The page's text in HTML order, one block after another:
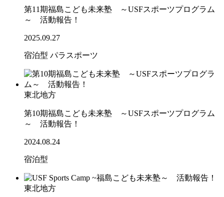
第11期福島こども未来塾 ～USFスポーツプログラム
～ 活動報告！
2025.09.27
宿泊型 パラスポーツ
東北地方
第10期福島こども未来塾 ～USFスポーツプログラム
～ 活動報告！
2024.08.24
宿泊型
東北地方